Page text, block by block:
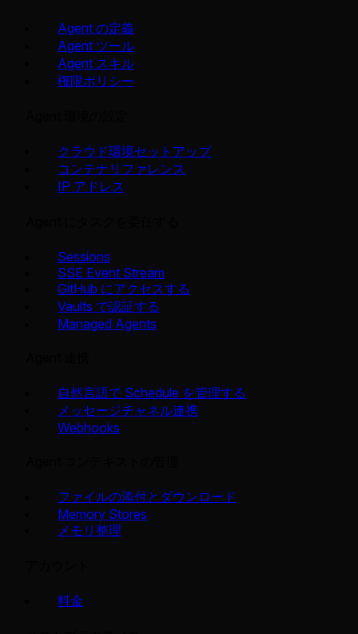
Agent の定義
Agent ツール
Agent スキル
権限ポリシー
クラウド環境セットアップ
コンテナリファレンス
IP アドレス
Sessions
SSE Event Stream
GitHub にアクセスする
Vaults で認証する
Managed Agents
自然言語で Schedule を管理する
メッセージチャネル連携
Webhooks
ファイルの添付とダウンロード
Memory Stores
メモリ整理
料金